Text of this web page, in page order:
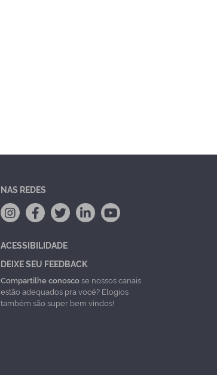
NAS REDES
ACESSIBILIDADE
DEIXE SEU FEEDBACK
Compartilhe conoscose nossos canais
estão adequados pra você? Elogios
também são super bem vindos!